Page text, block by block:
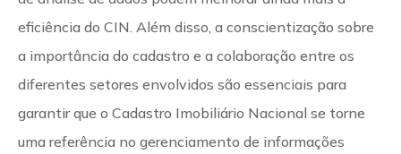
eficiência do CIN. Além disso, a conscientização sobre
a importância do cadastro e a colaboração entre os
diferentes setores envolvidos são essenciais para
garantir que o Cadastro Imobiliário Nacional se torne
uma referência no gerenciamento de informações